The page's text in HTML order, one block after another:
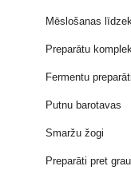
Mēslošanas
Preparātu
Fermentu preparāti
Putnu barotavas
Smaržu žogi
Preparāti pret